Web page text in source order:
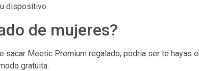
dispositivo.
de mujeres?
Meetic Premium regalado, podri­a ser te hayas
gratuita.